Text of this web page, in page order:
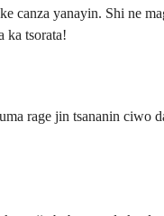
canza yanayin. Shi ne
ka tsorata!
rage jin tsananin ciwo